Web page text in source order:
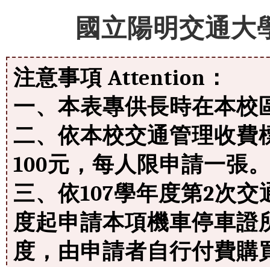
國立陽明交通大
注意事項 Attention：
一、本表專供長時在本校
二、依本校交通管理收費
100元，每人限申請一張。
三、依107學年度第2次
度起申請本項機車停車證
度，由申請者自行付費購